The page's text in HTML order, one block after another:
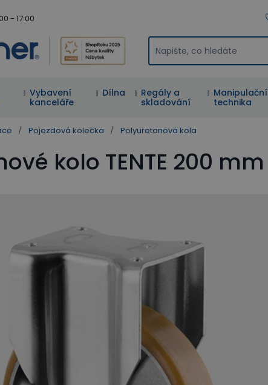
- 17:00
Vybavení
kanceláře
Dílna
Regály a
skladování
Manipulační
technika
/ Pojezdová kolečka / Polyuretanová kola
kolo TENTE 200 mm